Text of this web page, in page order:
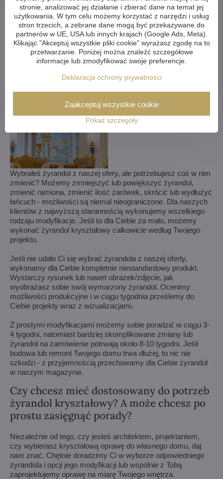
Wybrałeś żyrandol z naszej ofery, ale potrzebujesz coś w nim
zmienić? Możemy zmniejszyć lub powiększyć żyrandol,
zmienić ramiona, zmienić ilość żarówek, skrócić lub wydłużyć
łańcuch - możliwości są niemal nieograniczone. Dla naszych
klientów z najwyższą starannością wykonujemy wszelkiego
rodzaju modyfikacje. Jeśli to dla Ciebie za mało, możemy
wykonać żyrandol kryształowy całkowicie według Twojego
projektu.
Jeśli nie udało Ci się wybrać żyrandola z naszej oferty,
wykonamy dla Ciebie kompletnie niestandardowy produkt.
Wystarczy rysunek lub nawet obrazek/zdjęcie, jak
wyobrażasz sobie swój wymarzony żyrandol. Ocenimy
możliwości produkcyjne i w ciągu tygodnia prześlemy do
Ciebie projekty wraz z wizualizacjami.
Z prostymi modyfikacjami możemy sobie poradzić w ciągu 3-
4 tygodni, natomiast bardziej skomplikowane zmiany lub
żyrandol na zamówienie potrwają około 8-10 tygodni. Jeśli
budowa lub remont Twojego domu trwa dłużej, to nic nie
szkodzi - z przyjemnością przechowamy dla Ciebie żyrandol
w naszym magazynie.
Czy chcesz mieć dostosowany do potrzeb
żyrandol kryształowy? A może chcesz po
prostu zasięgnąć porady?
Niezależnie od tego, czy jesteś architektem, projektantem,
czy wybierasz kryształową oprawę do własnego domu, daj
nam znać. Chętnie doradzimy Ci w wyborze odpowiedniego
żyrandola i opcji jego modyfikacji lub wspólnie z Tobą
zaprojektujemy oprawę na miarę Twojego wnętrza.
stronie, analizować jej działanie i zbierać dane na temat jej
użytkowania. W tym celu możemy korzystać z narzędzi i usług
stron trzecich, a zebrane dane mogą być przekazywane do
partnerów w UE, USA lub innych krajach (Google Ads, Meta).
Klikając "Akceptuj wszystkie pliki cookie" wyrażasz zgodę na to
przetwarzanie. Poniżej można znaleźć szczegółowe
informacje lub zmodyfikować swoje preferencje.
Deklaracja ochrony prywatności
Pokaż szczegóły
Zaakceptuj wszystkie cookie